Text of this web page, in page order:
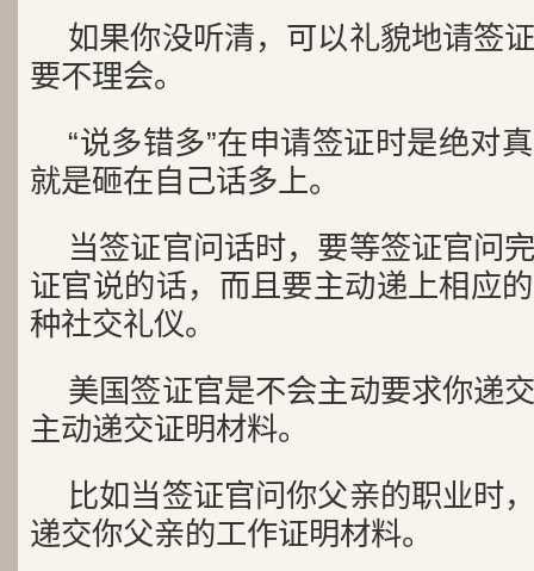
如果你没听清，可以礼貌地请签
要不理会。
“说多错多”在申请签证时是绝对
就是砸在自己话多上。
当签证官问话时，要等签证官问
证官说的话，而且要主动递上相应
种社交礼仪。
美国签证官是不会主动要求你递
主动递交证明材料。
比如当签证官问你父亲的职业时
递交你父亲的工作证明材料。